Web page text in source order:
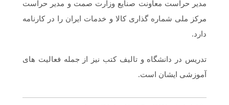
مدیر حراست معاونت صنایع وزارت صمت و مدیر حراست
مرکز ملی شماره گذاری کالا و خدمات ایران را در کارنامه
دارد.
تدریس در دانشگاه و تالیف کتب نیز از جمله فعالیت های
آموزشی ایشان است.